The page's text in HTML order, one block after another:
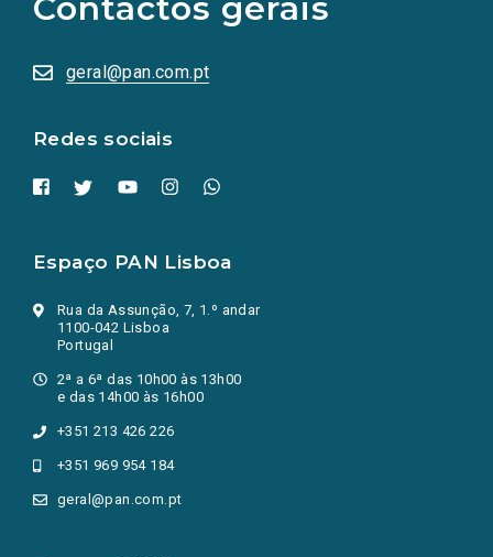
Contactos gerais
geral@pan.com.pt
Redes sociais
redes
sociais
numa
nova
Espaço PAN Lisboa
Rua da Assunção, 7, 1.º andar
1100-042 Lisboa
Portugal
2ª a 6ª das 10h00 às 13h00
e das 14h00 às 16h00
+351 213 426 226
+351 969 954 184
geral@pan.com.pt